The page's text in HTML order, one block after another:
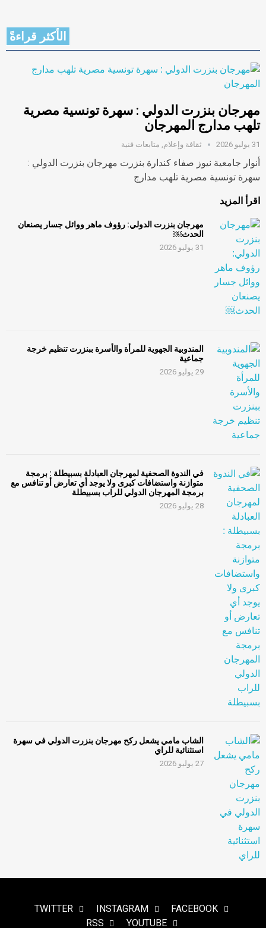
الأكثر قراءةً
مهرجان بنزرت الدولي : سهرة تونسية مصرية
تلهب مدارج المهرجان
31 يوليو 2026 ثقافة وإعلام متابعات فنية
أنوار جامعية نيوز صفاء كندارة بنزرت مهرجان بنزرت الدولي :
سهرة تونسية مصرية تلهب مدارج
اقرأ المزيد
مهرجان بنزرت الدولي: رؤوف ماهر ووائل جسار يصنعان
الحدث￼
31 يوليو 2026
المندوبية الجهوية للمرأة والأسرة ببنزرت تنظيم خرجة
جماعية
29 يوليو 2026
في الندوة الصحفية لمهرجان العبادلة بسبيطلة : برمجة
متوازنة واستضافات كبرى ولا يوجد أي تعارض أو تنافس مع
برمجة المهرجان الدولي للراب بسبيطلة
28 يوليو 2026
الشاب مامي يشعل ركح مهرجان بنزرت الدولي في سهرة
استثنائية للراي
27 يوليو 2026
FACEBOOK
INSTAGRAM
TWITTER
YOUTUBE
RSS